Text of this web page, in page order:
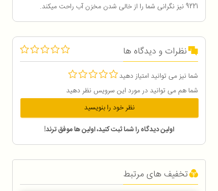
9221 نیز نگرانی شما را از خالی شدن مخزن آب راحت میکند.
نظرات و دیدگاه ها
شما نیز می توانید امتیاز دهید
شما هم می توانید در مورد این سرویس نظر دهید
نظر خود را بنویسید
اولین دیدگاه را شما ثبت کنید، اولین ها موفق ترند!
تخفیف های مرتبط